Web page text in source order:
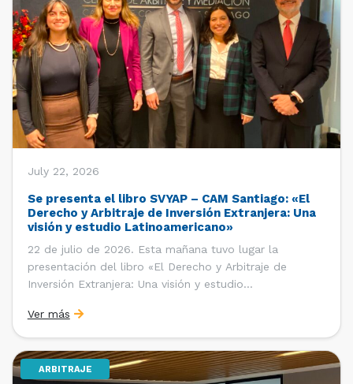
July 22, 2026
Se presenta el libro SVYAP – CAM Santiago: «El
Derecho y Arbitraje de Inversión Extranjera: Una
visión y estudio Latinoamericano»
22 de julio de 2026. Esta mañana tuvo lugar la
presentación del libro «El Derecho y Arbitraje de
Inversión Extranjera: Una visión y estudio
«Santiago Very Young Arbitration Practitioners»
(SVYAP), iniciativa que reúne a jóvenes profesionales
interesados en el arbitraje doméstico e internacional,
[…]
Ver más
ARBITRAJE